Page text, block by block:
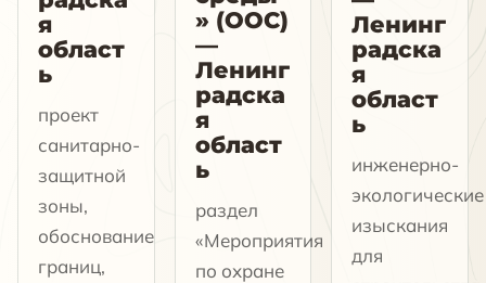
я
област
ь
проект
санитарно-
защитной
зоны,
обоснование
границ,
» (ООС)
—
Ленинг
радска
я
област
ь
раздел
«Мероприятия
по охране
Ленинг
радска
я
област
ь
инженерно-
экологические
изыскания
для